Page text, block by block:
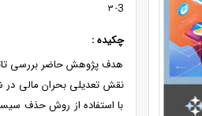
3
- 3
چکیده :
هدف پژوهش حاضر بررسی
با استفاده از روش حذف